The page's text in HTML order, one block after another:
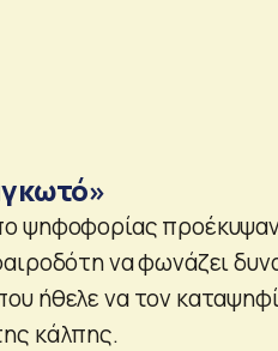
ψηφοφορίας προέκυψαν
να φωνάζει
ήθελε να τον
κάλπης.